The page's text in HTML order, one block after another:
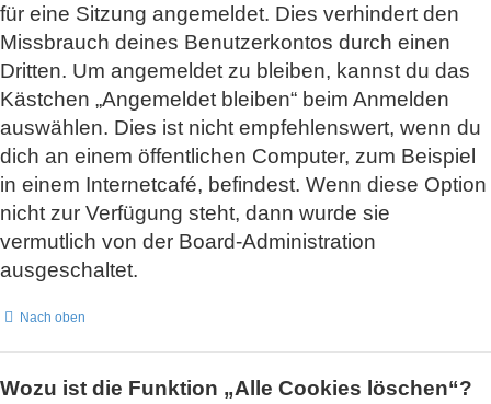
für eine Sitzung angemeldet. Dies verhindert den
Missbrauch deines Benutzerkontos durch einen
Dritten. Um angemeldet zu bleiben, kannst du das
Kästchen „Angemeldet bleiben“ beim Anmelden
auswählen. Dies ist nicht empfehlenswert, wenn du
dich an einem öffentlichen Computer, zum Beispiel
in einem Internetcafé, befindest. Wenn diese Option
nicht zur Verfügung steht, dann wurde sie
vermutlich von der Board-Administration
ausgeschaltet.
Nach oben
Wozu ist die Funktion „Alle Cookies löschen“?